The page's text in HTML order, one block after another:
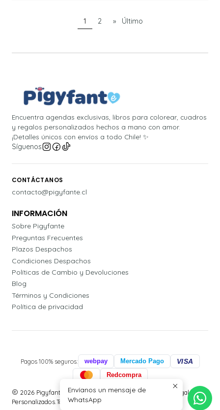
1 2 » Último
Encuentra agendas exclusivas, libros para colorear, cuadros
y regalos personalizados hechos a mano con amor.
¡Detalles únicos con envíos a todo Chile! ✨
Síguenos
CONTÁCTANOS
contacto@pigyfante.cl
INFORMACIÓN
Sobre Pigyfante
Preguntas Frecuentes
Plazos Despachos
Condiciones Despachos
Políticas de Cambio y Devoluciones
Blog
Términos y Condiciones
Política de privacidad
Pagos 100% seguros: webpay Mercado Pago VISA
Redcompra
2026 Pigyfante | Papelería, Agendas Profesionales y Regalos
Personalizados.Todos los derechos reservados
Envíanos un mensaje de
WhatsApp